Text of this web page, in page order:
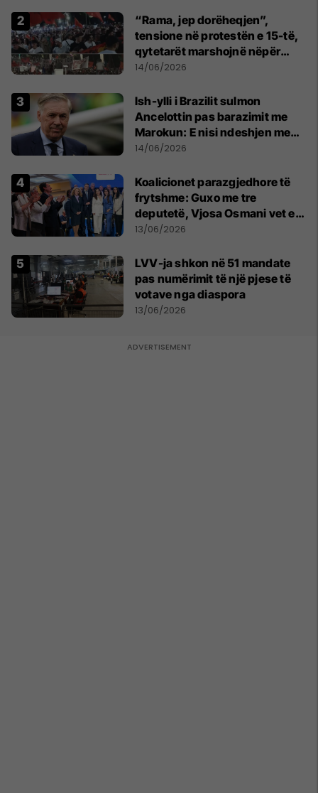
“Rama, jep dorëheqjen”,
tensione në protestën e 15-të,
qytetarët marshojnë nëpër
kryeqytet
14/06/2026
Ish-ylli i Brazilit sulmon
Ancelottin pas barazimit me
Marokun: E nisi ndeshjen me
formacionin e gabuar
14/06/2026
Koalicionet parazgjedhore të
frytshme: Guxo me tre
deputetë, Vjosa Osmani vet e
treta në Kuvend
13/06/2026
LVV-ja shkon në 51 mandate
pas numërimit të një pjese të
votave nga diaspora
13/06/2026